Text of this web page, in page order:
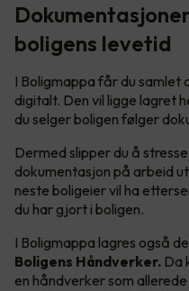
boligens levetid
I Boligmappa får du samlet
digitalt. Den vil ligge lagret
du selger boligen følger
Dermed slipper du å
dokumentasjon på arbeid
neste boligeier vil ha
du har gjort i boligen.
I Boligmappa lagres også
Boligens Håndverker. Da
en håndverker som